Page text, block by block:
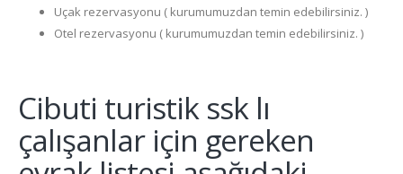
Uçak rezervasyonu ( kurumumuzdan temin edebilirsiniz. )
Otel rezervasyonu ( kurumumuzdan temin edebilirsiniz. )
Cibuti turistik ssk lı
çalışanlar için gereken